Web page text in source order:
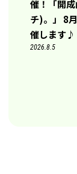
催！「開
チ)。」 8
催します♪
2026.8.5